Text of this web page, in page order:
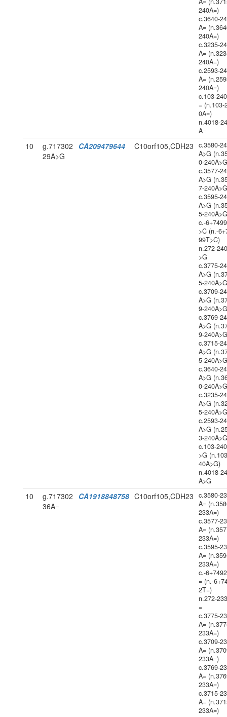
240A=)
c.3640-
A=
240A=)
c.3235-
A=
240A=)
c.2593-
A=
240A=)
c.103-
= (n.103-
0A=)
n.4018-
A=
10
g.717302
29A>G
CA209479644 C10orf105,CDH23
c.3580-
A>G
0-
c.3577-
A>G
7-
c.3595-
A>G
5-
c.-
>C (n.-
99T>C)
n.272-
>G
c.3775-
A>G
5-
c.3709-
A>G
9-
c.3769-
A>G
9-
c.3715-
A>G
5-
c.3640-
A>G
0-
c.3235-
A>G
5-
c.2593-
A>G
3-
c.103-
>G
40A>G)
n.4018-
A>G
10
g.717302
36A=
CA1918848758 C10orf105,CDH23
c.3580-
A=
233A=)
c.3577-
A=
233A=)
c.3595-
A=
233A=)
c.-
= (n.-
2T=)
n.272-
=
c.3775-
A=
233A=)
c.3709-
A=
233A=)
c.3769-
A=
233A=)
c.3715-
A=
233A=)